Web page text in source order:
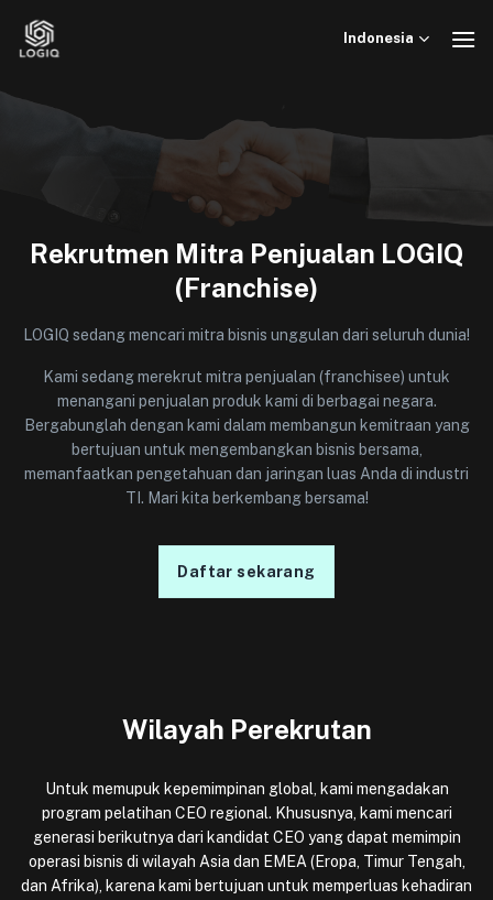
Indonesia
Rekrutmen Mitra Penjualan LOGIQ
(Franchise)
LOGIQ sedang mencari mitra bisnis unggulan dari seluruh dunia!
Kami sedang merekrut mitra penjualan (franchisee) untuk
menangani penjualan produk kami di berbagai negara.
Bergabunglah dengan kami dalam membangun kemitraan yang
bertujuan untuk mengembangkan bisnis bersama,
memanfaatkan pengetahuan dan jaringan luas Anda di industri
TI. Mari kita berkembang bersama!
Daftar sekarang
Wilayah Perekrutan
Untuk memupuk kepemimpinan global, kami mengadakan
program pelatihan CEO regional. Khususnya, kami mencari
generasi berikutnya dari kandidat CEO yang dapat memimpin
operasi bisnis di wilayah Asia dan EMEA (Eropa, Timur Tengah,
dan Afrika), karena kami bertujuan untuk memperluas kehadiran